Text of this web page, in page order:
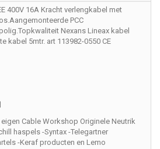
400V 16A Kracht verlengkabel met
PCC
Nexans Lineax kabel
kabel 5mtr. art 113982-0550 CE
Cable Workshop Originele Neutrik
haspels -Syntax -Telegartner
-Keraf producten en Lemo